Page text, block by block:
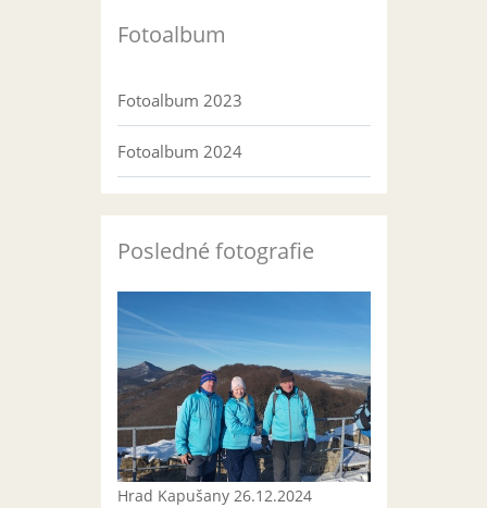
Fotoalbum
Fotoalbum 2023
Fotoalbum 2024
Posledné fotografie
Hrad Kapušany 26.12.2024